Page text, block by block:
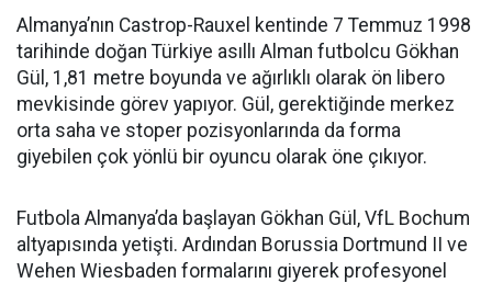
Almanya’nın Castrop-Rauxel kentinde 7 Temmuz 1998
tarihinde doğan Türkiye asıllı Alman futbolcu Gökhan
Gül, 1,81 metre boyunda ve ağırlıklı olarak ön libero
mevkisinde görev yapıyor. Gül, gerektiğinde merkez
orta saha ve stoper pozisyonlarında da forma
giyebilen çok yönlü bir oyuncu olarak öne çıkıyor.
Futbola Almanya’da başlayan Gökhan Gül, VfL Bochum
altyapısında yetişti. Ardından Borussia Dortmund II ve
Wehen Wiesbaden formalarını giyerek profesyonel